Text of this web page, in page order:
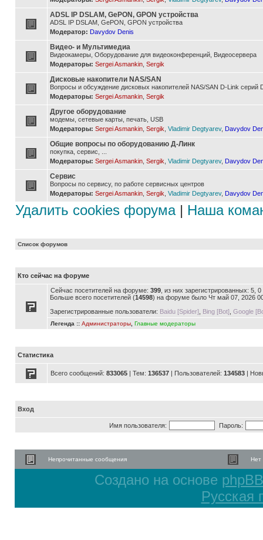
ADSL IP DSLAM, GePON, GPON устройства
ADSL IP DSLAM, GePON, GPON устройства
Модератор: Davydov Denis
Видео- и Мультимедиа
Видеокамеры, Оборудование для видеоконференций, Видеосервера
Модераторы: Sergei Asmankin Sergik
Дисковые накопители NAS/SAN
Вопросы и обсуждение дисковых накопителей NAS/SAN D-Link серий
Модераторы: Sergei Asmankin Sergik
Другое оборудование
модемы, сетевые карты, печать, USB
Модераторы: Sergei Asmankin Sergik Vladimir Degtyarev, Davydov
Общие вопросы по оборудованию Д-Линк
покупка, сервис, ...
Модераторы: Sergei Asmankin Sergik Vladimir Degtyarev, Davydov
Сервис
Вопросы по сервису, по работе сервисных центров
Модераторы: Sergei Asmankin Sergik Vladimir Degtyarev, Davydov
Удалить cookies форума| Наша
Список форумов
Кто сейчас на форуме
Сейчас посетителей на форуме: 399 , из них зарегистрированных: 5,
Больше всего посетителей (14598) на форуме было Чт май 07, 2026
Зарегистрированные пользователи: Baidu [Spider] Bing [Bot] Google
Легенда :: Администраторы Главные модераторы
Статистика
Всего сообщений: 833065 | Тем: 136537 | Пользователей: 134583 |
Вход
Имя пользователя: Пароль:
Непрочитанные сообщения Нет
Создано на основе phpBB
Русская